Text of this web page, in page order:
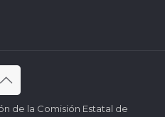
de la Comisión Estatal de